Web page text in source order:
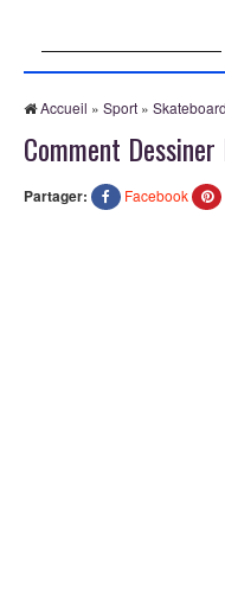
Accueil » Sport » Skateboard
Comment
Partager: Facebook